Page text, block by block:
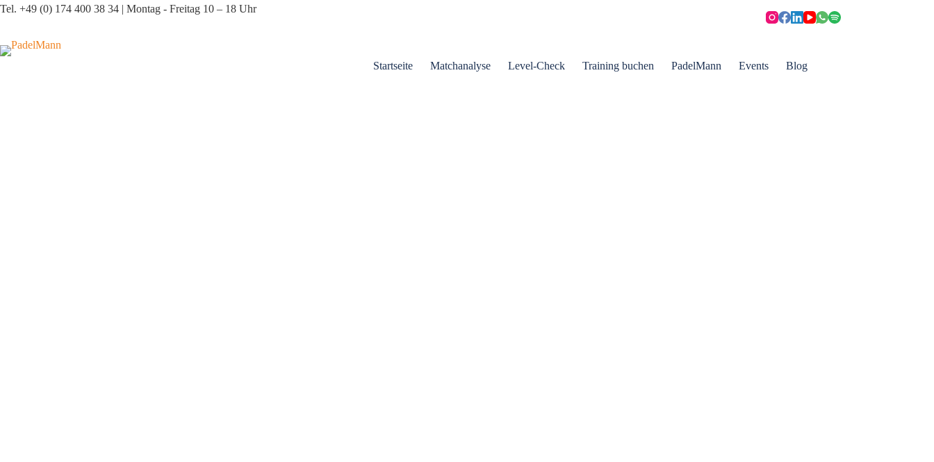
Zum
Tel. +49 (0) 174 400 38 34 | Montag - Freitag 10 – 18 Uhr
Startseite Matchanalyse Level-Check Training buchen PadelMann Events Blog